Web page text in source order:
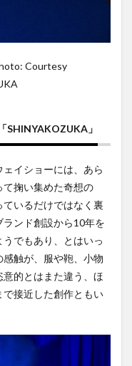
Courtesy
SHINYAKOZUKA」
ェイショーには、あら
掬い集めた奇想の
いるだけではなく裏
ンド創設から10年を
でもあり、とはいっ
触が、服や鞄、小物
的とはまた違う、ほ
接近した創作ともい